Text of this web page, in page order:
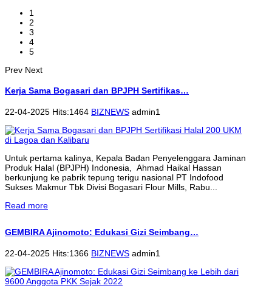
1
2
3
4
5
Prev Next
Kerja Sama Bogasari dan BPJPH Sertifikas…
22-04-2025 Hits:1464 BIZNEWS admin1
Untuk pertama kalinya, Kepala Badan Penyelenggara Jaminan
Produk Halal (BPJPH) Indonesia, Ahmad Haikal Hassan
berkunjung ke pabrik tepung terigu nasional PT Indofood
Sukses Makmur Tbk Divisi Bogasari Flour Mills, Rabu...
Read more
GEMBIRA Ajinomoto: Edukasi Gizi Seimbang…
22-04-2025 Hits:1366 BIZNEWS admin1